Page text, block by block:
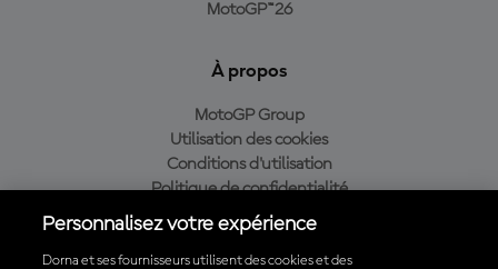
MotoGP™26
À propos
MotoGP Group
Utilisation des cookies
Conditions d'utilisation
Politique de confidentialité
Politique d’achat
Personnalisez votre expérience
Dorna et ses fournisseurs utilisent des cookies et des